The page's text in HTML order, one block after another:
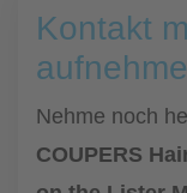
Kontakt
Nehme noch
COUPERS